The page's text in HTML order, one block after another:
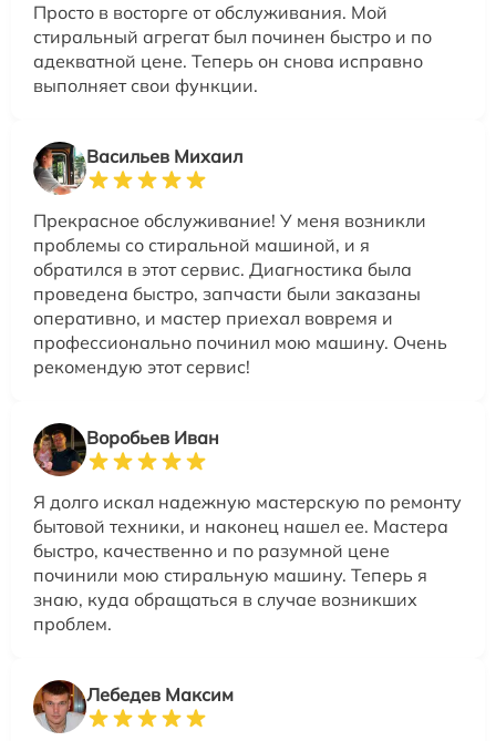
Просто в восторге от обслуживания. Мой
стиральный агрегат был починен быстро и по
адекватной цене. Теперь он снова исправно
выполняет свои функции.
Васильев Михаил
Прекрасное обслуживание! У меня возникли
проблемы со стиральной машиной, и я
обратился в этот сервис. Диагностика была
проведена быстро, запчасти были заказаны
оперативно, и мастер приехал вовремя и
профессионально починил мою машину. Очень
рекомендую этот сервис!
Воробьев Иван
Я долго искал надежную мастерскую по ремонту
бытовой техники, и наконец нашел ее. Мастера
быстро, качественно и по разумной цене
починили мою стиральную машину. Теперь я
знаю, куда обращаться в случае возникших
проблем.
Лебедев Максим